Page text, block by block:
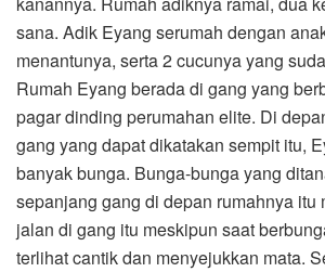
sana. Adik Eyang serumah dengan
menantunya, serta 2 cucunya yang
Rumah Eyang berada di gang yang
pagar dinding perumahan elite. Di
gang yang dapat dikatakan sempit itu,
banyak bunga. Bunga-bunga yang
sepanjang gang di depan rumahnya itu
jalan di gang itu meskipun saat
terlihat cantik dan menyejukkan mata.